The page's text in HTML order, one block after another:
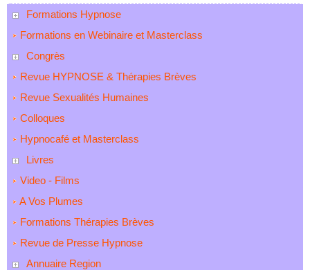
Formations Hypnose
Formations en Webinaire et Masterclass
Congrès
Revue HYPNOSE & Thérapies Brèves
Revue Sexualités Humaines
Colloques
Hypnocafé et Masterclass
Livres
Video - Films
A Vos Plumes
Formations Thérapies Brèves
Revue de Presse Hypnose
Annuaire Region